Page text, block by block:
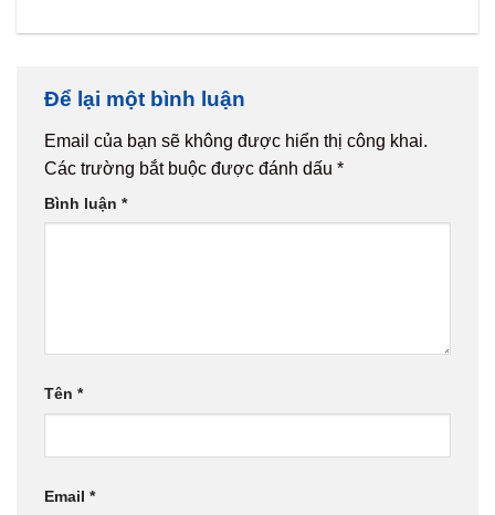
Để lại một bình luận
Email của bạn sẽ không được hiển thị công khai.
Các trường bắt buộc được đánh dấu *
Bình luận *
Tên *
Email *